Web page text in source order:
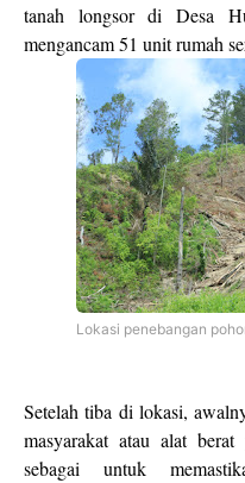
tanah longsor di Desa
mengancam 51 unit rumah
Lokasi penebangan
Setelah tiba di lokasi,
masyarakat atau alat
sebagai untuk